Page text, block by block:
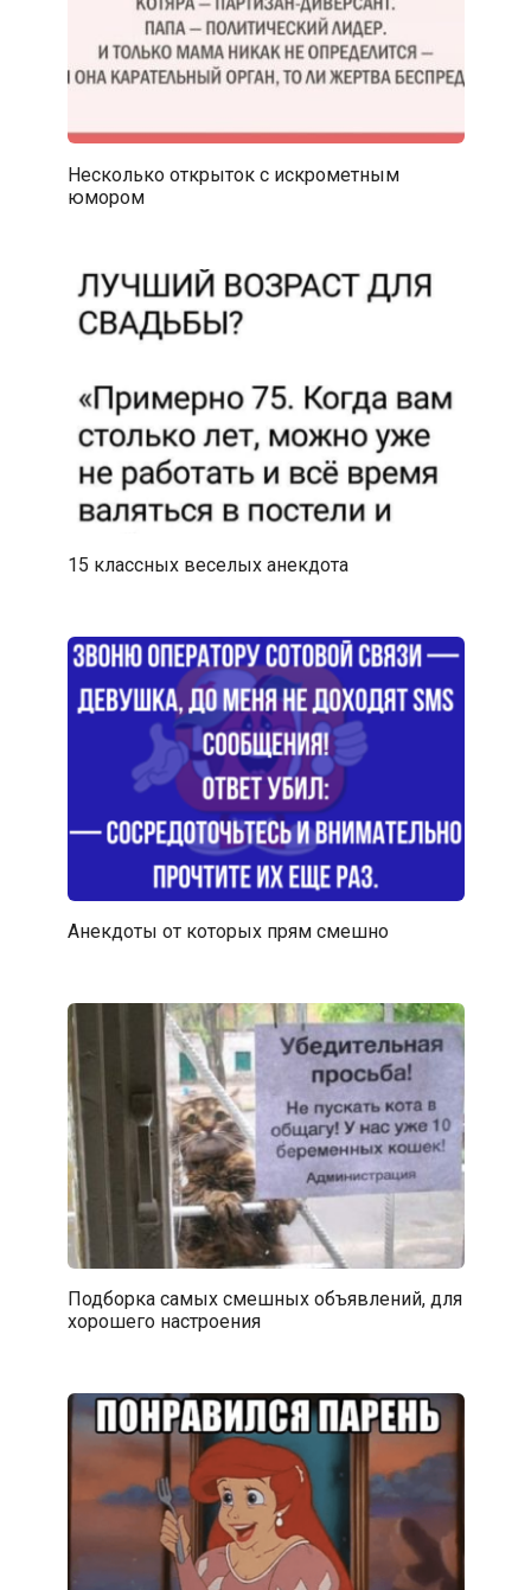
Несколько открыток с искрометным
юмором
15 классных веселых анекдота
Анекдоты от которых прям смешно
Подборка самых смешных объявлений, для
хорошего настроения